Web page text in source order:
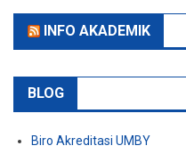
INFO AKADEMIK
BLOG
Biro Akreditasi UMBY